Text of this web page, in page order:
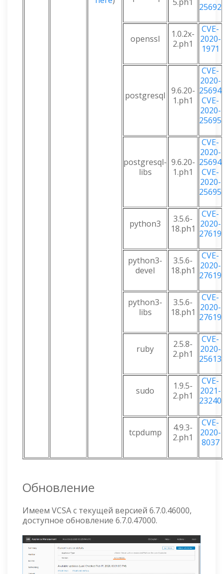
25692
openssl
1.0.2x-
2.ph1
CVE-
2020-
1971
postgresql 9.6.20-
1.ph1
CVE-
2020-
25694
CVE-
2020-
25695
postgresql-
libs
9.6.20-
1.ph1
CVE-
2020-
25694
CVE-
2020-
25695
python3
3.5.6-
18.ph1
CVE-
2020-
27619
python3-
devel
3.5.6-
18.ph1
CVE-
2020-
27619
python3-
libs
3.5.6-
18.ph1
CVE-
2020-
27619
ruby
2.5.8-
2.ph1
CVE-
2020-
25613
sudo
1.9.5-
2.ph1
CVE-
2021-
23240
tcpdump
4.9.3-
2.ph1
CVE-
2020-
8037
Обновление
Имеем VCSA с текущей версией 6.7.0.46000,
доступное обновление 6.7.0.47000.